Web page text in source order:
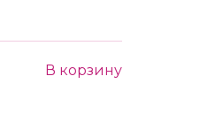
В корзину